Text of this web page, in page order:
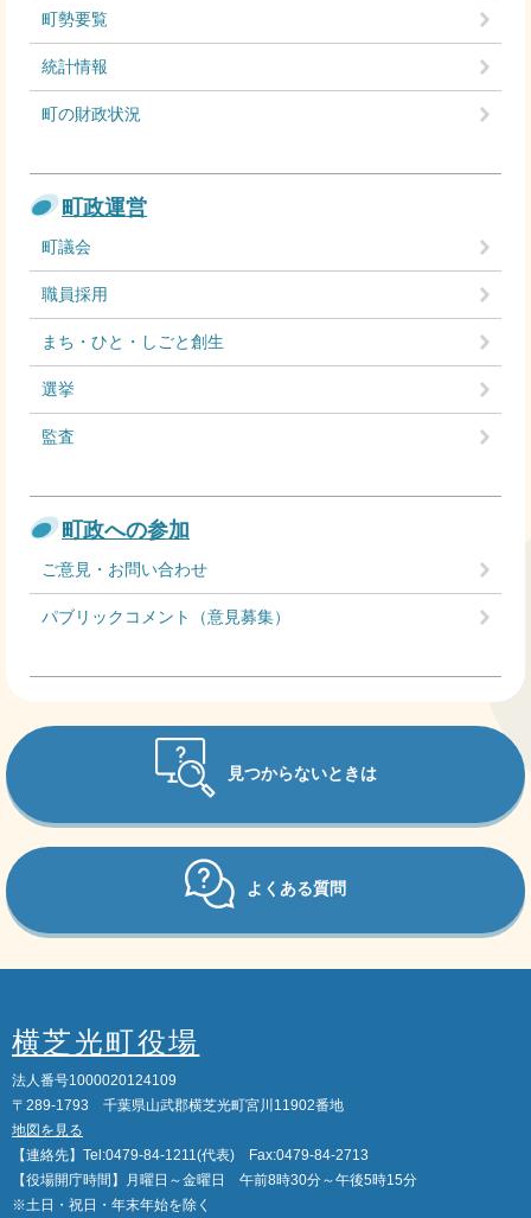
町勢要覧
統計情報
町の財政状況
町政運営
町議会
職員採用
まち・ひと・しごと創生
選挙
監査
町政への参加
ご意見・お問い合わせ
パブリックコメント（意見募集）
見つからないときは
よくある質問
横芝光町役場
法人番号1000020124109
〒289-1793 千葉県山武郡横芝光町宮川11902番地
地図を見る
【連絡先】Tel:0479-84-1211(代表) Fax:0479-84-2713
【役場開庁時間】月曜日～金曜日 午前8時30分～午後5時15分
※土日・祝日・年末年始を除く